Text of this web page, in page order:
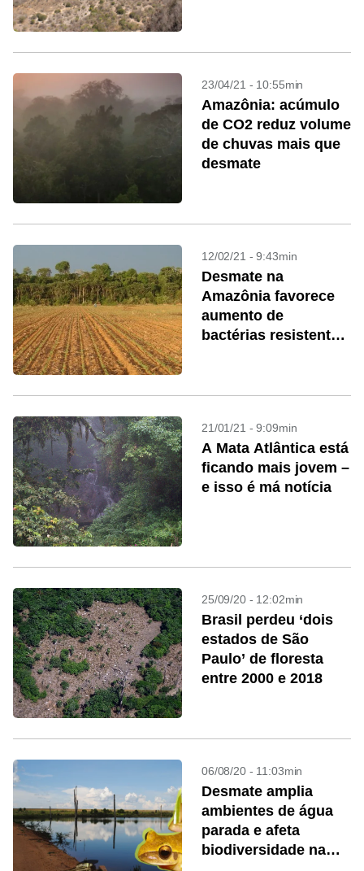
23/04/21 - 10:55min
Amazônia: acúmulo
de CO2 reduz volume
de chuvas mais que
desmate
12/02/21 - 9:43min
Desmate na
Amazônia favorece
aumento de
bactérias resistentes
21/01/21 - 9:09min
A Mata Atlântica está
ficando mais jovem –
e isso é má notícia
25/09/20 - 12:02min
Brasil perdeu ‘dois
estados de São
Paulo’ de floresta
entre 2000 e 2018
06/08/20 - 11:03min
Desmate amplia
ambientes de água
parada e afeta
biodiversidade na